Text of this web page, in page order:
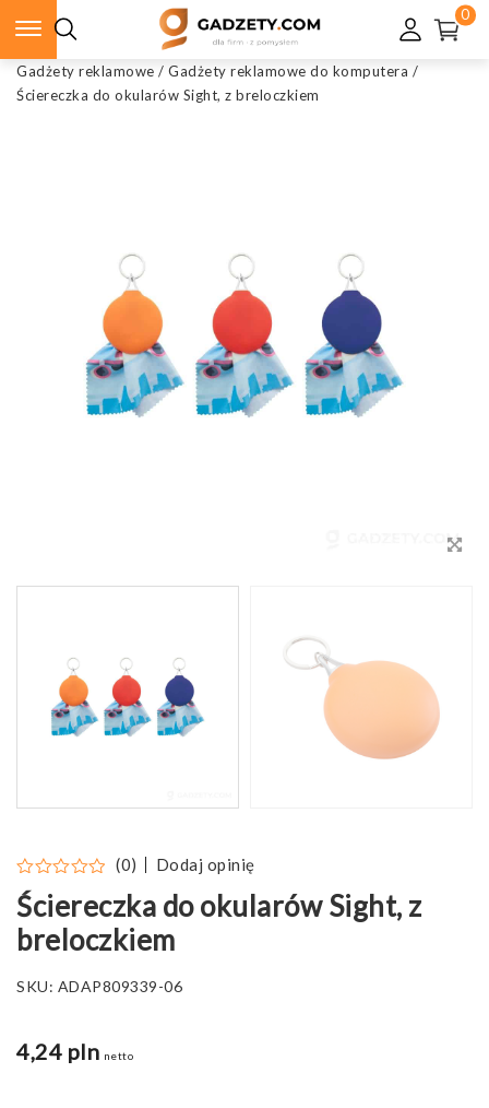
0
Gadżety reklamowe / Gadżety reklamowe do komputera /
Ściereczka do okularów Sight, z breloczkiem
(0) Dodaj opinię
Ściereczka do okularów Sight, z
breloczkiem
SKU: ADAP809339-06
4,24 pln netto